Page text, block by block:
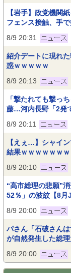
【岩手】政党機関
フェンス接触、手
8/9 20:31
紹介デートに現れ
惑ｗｗｗｗｗ
8/9 20:13
「撃たれても撃っ
藤…河内長野「2発
8/9 20:11
【えぇ…】シャイ
結果ｗｗｗｗｗｗｗ
8/9 20:10
“高市総理の悲願”
52％」の波紋【8月
8/9 20:00
パさん「石破さん
が自然発生した総理
8/9 20:00